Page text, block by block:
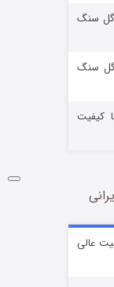
شد
گل سنگ
گل سنگ
کیفیت
عالی